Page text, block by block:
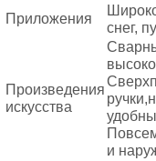
Приложения
снег,
Произведения
искусства
и